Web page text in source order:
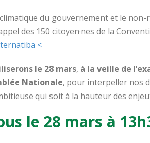
climatique du gouvernement et le
des 150 citoyen·nes de la
<
le 28 mars, à la veille de
Nationale, pour interpeller nos
qui soit à la hauteur des
le 28 mars à